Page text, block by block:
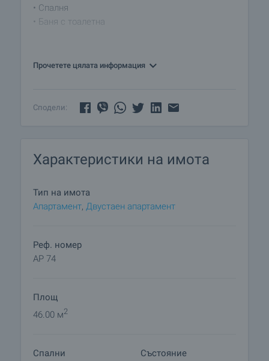
• Спалня
• Баня с тоалетна
с метална входна врата, качествена ПВЦ
„Kaufland”, „Billa” и „Lidl”, пазар за плодове и
парк, поща и др. Близостта на имота до Нов
Български Университет го прави една отлична
Прочетете цялата информация
Сподели:
Характеристики на имота
Тип на имота
Апартамент, Двустаен апартамент
Реф. номер
AP 74
Площ
46.00 м2
Спални
Състояние